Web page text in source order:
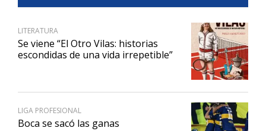
LITERATURA
Se viene “El Otro Vilas: historias
escondidas de una vida irrepetible”
LIGA PROFESIONAL
Boca se sacó las ganas